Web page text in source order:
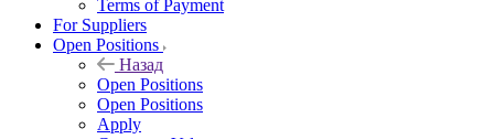
Terms of Payment
For Suppliers
Open Positions
Назад
Open Positions
Open Positions
Apply